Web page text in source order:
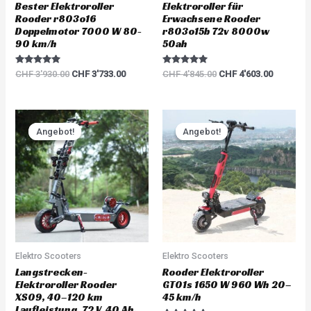
Bester Elektroroller
Rooder r803o16
Doppelmotor 7000 W 80-
90 km/h
Rated
5.00
CHF3'930.00 CHF3'733.00
Elektroroller für
Erwachsene Rooder
r803o15b 72v 8000w
50ah
Rated
5.00
CHF4'845.00 CHF4'603.00
Angebot!
Angebot!
Elektro Scooters
Langstrecken-
Elektroroller Rooder
XS09, 40–120 km
Original
price
was:
CHF 6'000.00.
Current
price
is:
CHF 5'700.00.
Angebot!
Angebot!
Elektro Scooters
Rooder Elektroroller
GT01s 1650 W 960 Wh 20–
45 km/h
price
was:
CHF 1'680.00.
price
is:
CHF